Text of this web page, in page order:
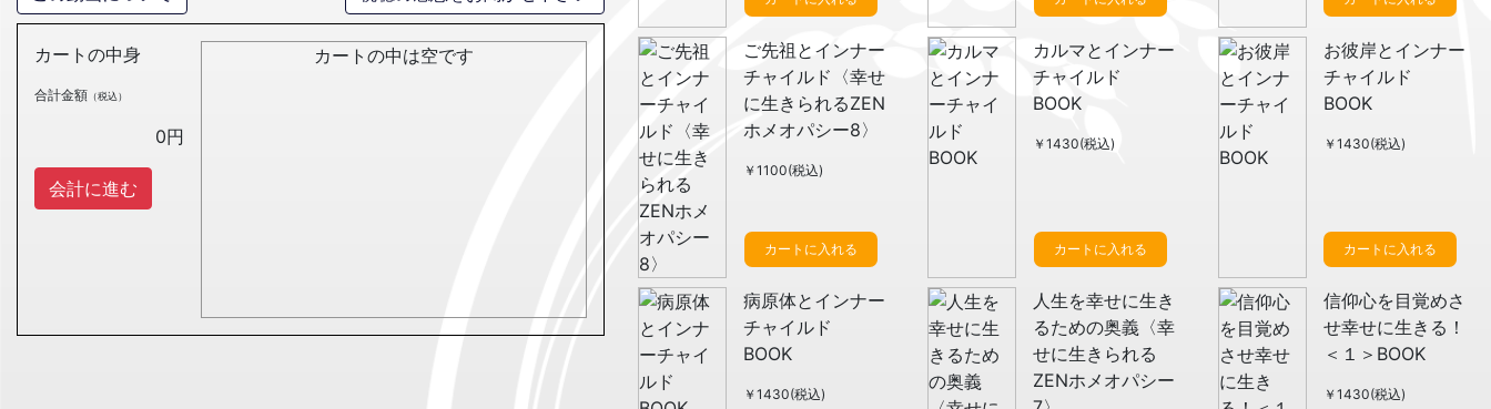
カートの中身
合計金額 （税込）
0円
会計に進む
カートの中は空です
ご先祖とインナー
チャイルド〈幸せ
に生きられるZEN
ホメオパシー8〉
￥1100(税込)
カートに入れる
カルマとインナー
チャイルド
BOOK
￥1430(税込)
カートに入れる
お彼岸とインナー
チャイルド
BOOK
￥1430(税込)
カートに入れる
病原体とインナー
チャイルド
BOOK
￥1430(税込)
人生を幸せに生き
るための奥義〈幸
せに生きられる
ZENホメオパシー
信仰心を目覚めさ
せ幸せに生きる！
＜１＞BOOK
￥1430(税込)